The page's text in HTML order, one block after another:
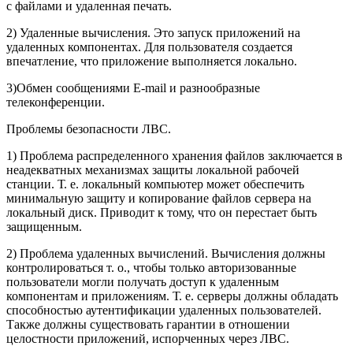
с файлами и удаленная печать.
2) Удаленные вычисления. Это запуск приложений на
удаленных компонентах. Для пользователя создается
впечатление, что приложение выполняется локально.
3)Обмен сообщениями E-mail и разнообразные
телеконференции.
Проблемы безопасности ЛВС.
1) Проблема распределенного хранения файлов заключается в
неадекватных механизмах защиты локальной рабочей
станции. Т. е. локальный компьютер может обеспечить
минимальную защиту и копирование файлов сервера на
локальный диск. Приводит к тому, что он перестает быть
защищенным.
2) Проблема удаленных вычислений. Вычисления должны
контролироваться т. о., чтобы только авторизованные
пользователи могли получать доступ к удаленным
компонентам и приложениям. Т. е. серверы должны обладать
способностью аутентификации удаленных пользователей.
Также должны существовать гарантии в отношении
целостности приложений, испорченных через ЛВС.